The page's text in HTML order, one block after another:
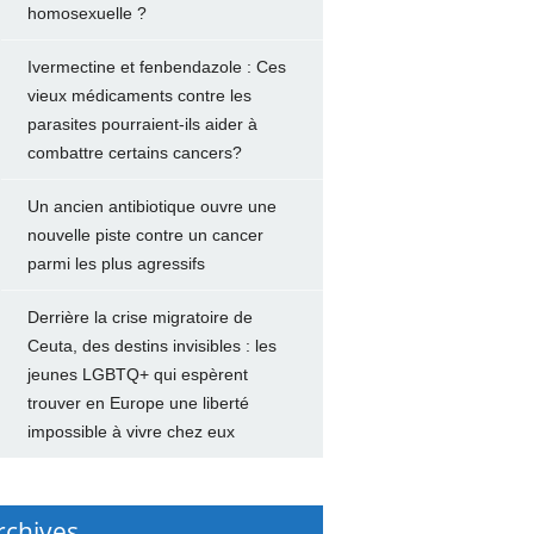
homosexuelle ?
Ivermectine et fenbendazole : Ces
vieux médicaments contre les
parasites pourraient-ils aider à
combattre certains cancers?
Un ancien antibiotique ouvre une
nouvelle piste contre un cancer
parmi les plus agressifs
Derrière la crise migratoire de
Ceuta, des destins invisibles : les
jeunes LGBTQ+ qui espèrent
trouver en Europe une liberté
impossible à vivre chez eux